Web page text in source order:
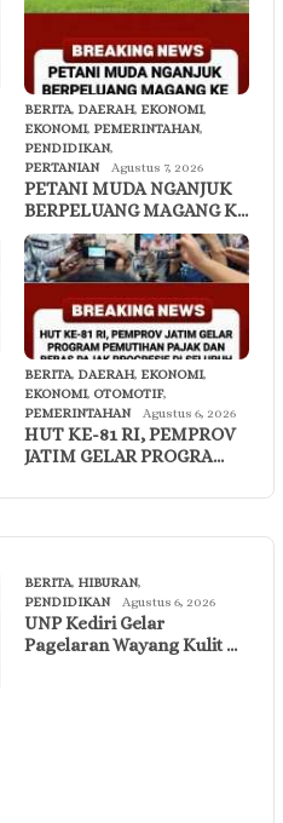
BERITA, DAERAH, EKONOMI,
EKONOMI, PEMERINTAHAN,
PENDIDIKAN,
PERTANIAN
Agustus 7, 2026
PETANI MUDA NGANJUK
BERPELUANG MAGANG K…
BERITA, DAERAH, EKONOMI,
EKONOMI, OTOMOTIF,
PEMERINTAHAN
Agustus 6, 2026
HUT KE-81 RI, PEMPROV
JATIM GELAR PROGRA…
BERITA, HIBURAN,
PENDIDIKAN
Agustus 6, 2026
UNP Kediri Gelar
Pagelaran Wayang Kulit …